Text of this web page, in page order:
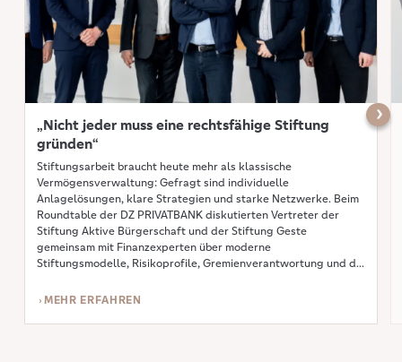
„Nicht jeder muss eine rechtsfähige Stiftung
gründen“
Stiftungsarbeit braucht heute mehr als klassische
Vermögensverwaltung: Gefragt sind individuelle
Anlagelösungen, klare Strategien und starke Netzwerke. Beim
Roundtable der DZ PRIVATBANK diskutierten Vertreter der
Stiftung Aktive Bürgerschaft und der Stiftung Geste
gemeinsam mit Finanzexperten über moderne
Stiftungsmodelle, Risikoprofile, Gremienverantwortung und die
Gesprächs stand die Frage, wie Stiftungen […]
MEHR ERFAHREN